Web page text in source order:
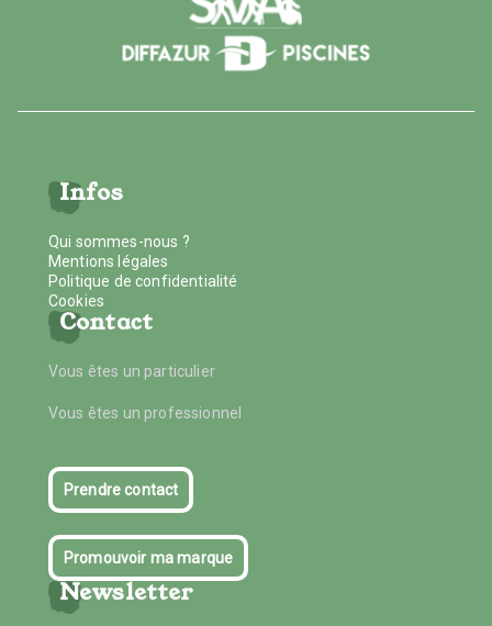
Infos
Qui sommes-nous ?
Mentions légales
Politique de confidentialité
Cookies
Contact
Vous êtes un particulier
Vous êtes un professionnel
Prendre contact
Promouvoir ma marque
Newsletter